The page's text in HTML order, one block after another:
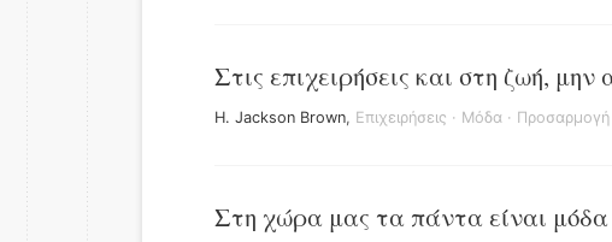
Στις επιχειρήσεις και στη ζωή,
H. Jackson Brown, Επιχειρήσεις · Μόδα · Προσαρμογή
Στη χώρα μας τα πάντα είναι μόδα